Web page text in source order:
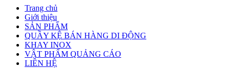
Trang chủ
Giới thiệu
SẢN PHẨM
QUẦY KỆ BÁN HÀNG DI ĐỘNG
KHAY INOX
VẬT PHẨM QUẢNG CÁO
LIÊN HỆ